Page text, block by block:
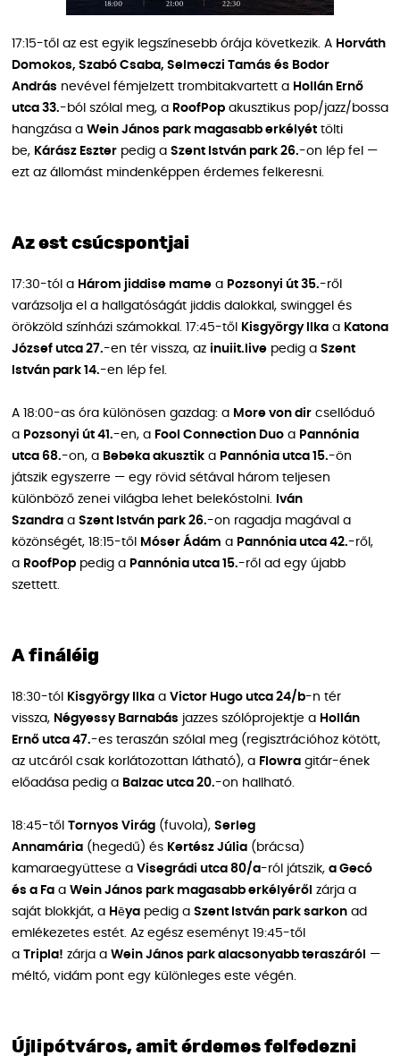
17:15-től az est egyik legszínesebb órája következik. A Horváth
Domokos, Szabó Csaba, Selmeczi Tamás és Bodor
András nevével fémjelzett trombitakvartett a Hollán Ernő
utca 33.-ból szólal meg, a RoofPop akusztikus pop/jazz/bossa
hangzása a Wein János park magasabb erkélyét tölti
be, Kárász Eszter pedig a Szent István park 26.-on lép fel —
ezt az állomást mindenképpen érdemes felkeresni.
Az est csúcspontjai
17:30-tól a Három jiddise mame a Pozsonyi út 35.-ről
varázsolja el a hallgatóságát jiddis dalokkal, swinggel és
örökzöld színházi számokkal. 17:45-től
Kisgyörgy Ilka a Katona
József utca 27.-en tér vissza, az inuiit.live pedig a Szent
István park 14.-en lép fel.
A 18:00-as óra különösen gazdag: a More von dir csellóduó
a Pozsonyi út 41.-en, a Fool Connection Duo a Pannónia
utca 68.-on, a Bebeka akusztik a Pannónia utca 15.-ön
játszik egyszerre — egy rövid sétával három teljesen
különböző zenei világba lehet belekóstolni. Iván
Szandra a Szent István park 26.-on ragadja magával a
közönségét, 18:15-től
Móser Ádám a Pannónia utca 42.-ről,
a RoofPop pedig a Pannónia utca 15.-ről ad egy újabb
szettett.
A fináléig
18:30-tól Kisgyörgy Ilka a Victor Hugo utca 24/b-n tér
vissza, Négyessy Barnabás jazzes szólóprojektje a Hollán
Ernő utca 47.-es teraszán szólal meg (regisztrációhoz kötött,
az utcáról csak korlátozottan látható), a Flowra gitár-ének
előadása pedig a Balzac utca 20.-on hallható.
18:45-től Tornyos Virág (fuvola), Serleg
Annamária (hegedű) és Kertész Júlia (brácsa)
kamaraegyüttese a Visegrádi utca 80/a-ról játszik, a Gecó
és a Fa a Wein János park magasabb erkélyéről zárja a
saját blokkját, a Hēya pedig a Szent István park sarkon ad
emlékezetes estét. Az egész eseményt 19:45-től
a Tripla! zárja a Wein János park alacsonyabb teraszáról
—
méltó, vidám pont egy különleges este végén.
Újlipótváros, amit érdemes felfedezni